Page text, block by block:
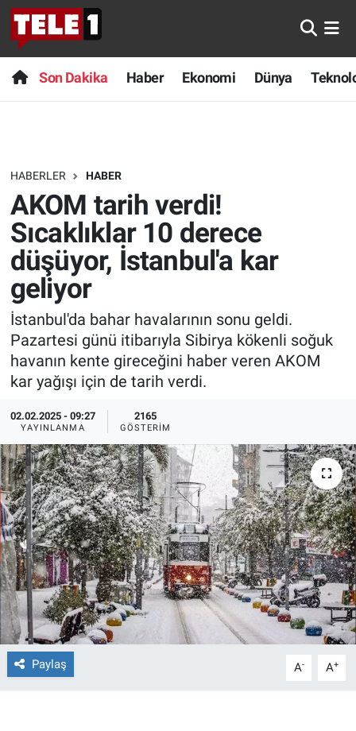
Son Dakika Haber Ekonomi Dünya
HABERLER HABER
AKOM tarih verdi!
Sıcaklıklar 10 derece
düşüyor, İstanbul'a kar
geliyor
İstanbul'da bahar havalarının sonu geldi.
Pazartesi günü itibarıyla Sibirya kökenli soğuk
havanın kente gireceğini haber veren AKOM
kar yağışı için de tarih verdi.
02.02.2025 - 09:27
YAYINLANMA
2165
GÖSTERIM
Paylaş A- A+
Anında Manşet
Başka Sohbetler
Bilim turu
Bilim ve Teknoloji Evreni
Doğa Konuşuyor
Dünya
Ege Saati
Ege'den Esintiler
Eğitim
Eğlence
Ekonomi
Forum
Gerçeğin İzinde
Gün Başlıyor
Gün Bitiyor
Son Dakika
Haber
Dünya
Teknoloji
Sağlık
Spor
Yayın Akışı
İletişim
Nöbetçi Eczaneler
Hava Durumu
Trafik Durumu
Süper Lig Puan Durumu ve Fikstür
Tüm Manşetler
Son Dakika Haberleri
Haber Arşivi